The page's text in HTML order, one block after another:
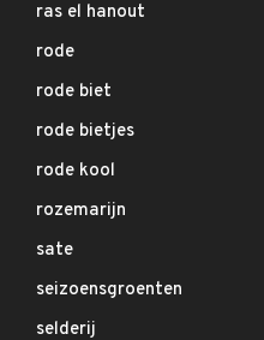
ras el hanout
rode
rode biet
rode bietjes
rode kool
rozemarijn
sate
seizoensgroenten
selderij